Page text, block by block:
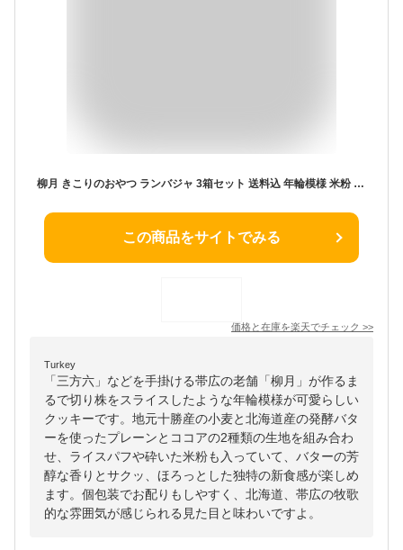
柳月 きこりのおやつ ランバジャ 3箱セット 送料込 年輪模様 米粉 クッキー プレゼント ギフト お中元 まとめ買い クリスマス お歳暮 個包装 熨斗 お菓子 帯広 お中元 御中元 お歳暮 御歳暮
この商品をサイトでみる
価格と在庫を楽天でチェック >>
Turkey
「三方六」などを手掛ける帯広の老舗「柳月」が作るま
るで切り株をスライスしたような年輪模様が可愛らしい
クッキーです。地元十勝産の小麦と北海道産の発酵バタ
ーを使ったプレーンとココアの2種類の生地を組み合わ
せ、ライスパフや砕いた米粉も入っていて、バターの芳
醇な香りとサクッ、ほろっとした独特の新食感が楽しめ
ます。個包装でお配りもしやすく、北海道、帯広の牧歌
的な雰囲気が感じられる見た目と味わいですよ。